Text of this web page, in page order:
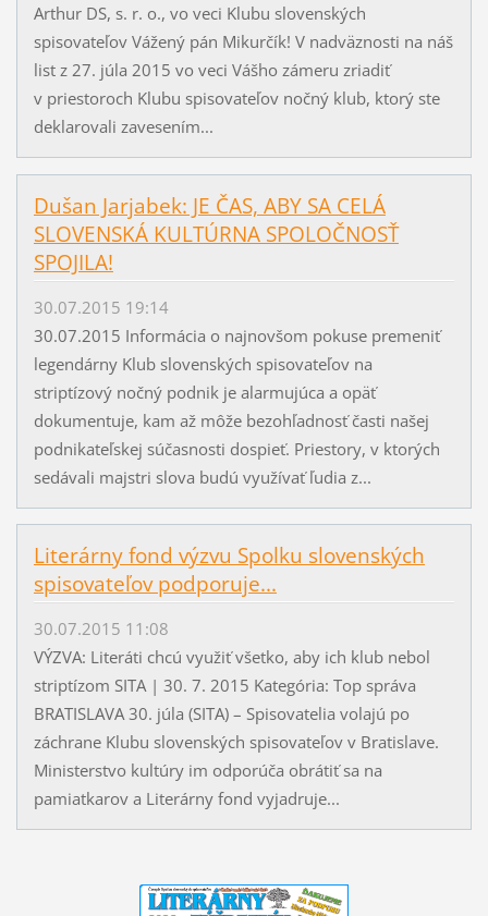
Arthur DS, s. r. o., vo veci Klubu slovenských
spisovateľov Vážený pán Mikurčík! V nadväznosti na náš
list z 27. júla 2015 vo veci Vášho zámeru zriadiť
v priestoroch Klubu spisovateľov nočný klub, ktorý ste
deklarovali zavesením...
Dušan Jarjabek: JE ČAS, ABY SA CELÁ
SLOVENSKÁ KULTÚRNA SPOLOČNOSŤ
SPOJILA!
30.07.2015 19:14
30.07.2015 Informácia o najnovšom pokuse premeniť
legendárny Klub slovenských spisovateľov na
striptízový nočný podnik je alarmujúca a opäť
dokumentuje, kam až môže bezohľadnosť časti našej
podnikateľskej súčasnosti dospieť. Priestory, v ktorých
sedávali majstri slova budú využívať ľudia z...
Literárny fond výzvu Spolku slovenských
spisovateľov podporuje...
30.07.2015 11:08
VÝZVA: Literáti chcú využiť všetko, aby ich klub nebol
striptízom SITA | 30. 7. 2015 Kategória: Top správa
BRATISLAVA 30. júla (SITA) – Spisovatelia volajú po
záchrane Klubu slovenských spisovateľov v Bratislave.
Ministerstvo kultúry im odporúča obrátiť sa na
pamiatkarov a Literárny fond vyjadruje...